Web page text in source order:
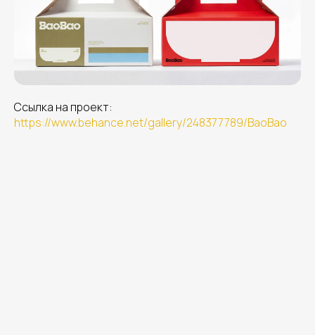
Ссылка на проект:
https://www.behance.net/gallery/248377789/BaoBao